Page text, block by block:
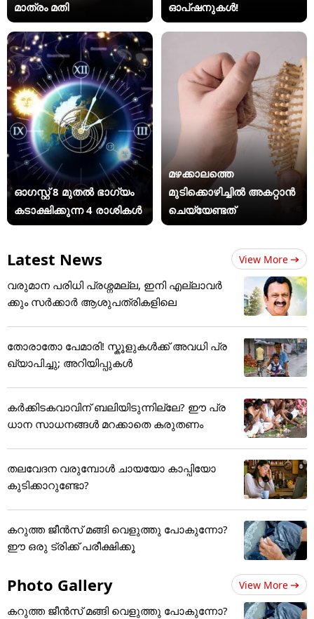
മാത്രം മതി ഓപ്ഷനുകൾ!
ഓഗസ്റ്റ് 8 മുതൽ ഭാഗ്യം
കടാക്ഷിക്കുന്ന 4 രാശികൾ
മഴക്കാലത്തെ
മുടിക്കൊഴിച്ചിൽ അകറ്റാൻ
ചെയ്യേണ്ടത്
Latest News View More
വരുമാന പരിധി പ്രശ്നമല്ല, ഇനി എല്ലാവർ
ക്കും സർക്കാർ ആശുപത്രികളിലെ
തോരാതോ പേമാരി! സ്കൂളുകൾക്ക് അവധി പ്ര
ഖ്യാപിച്ചു; അറിയിപ്പുകൾ
കർക്കിടകവാവിന് ബലിയിടുന്നില്ലേ? ഈ പ്ര
ധാന സാധനങ്ങൾ മറക്കാതെ കരുതണം
തലവേദന വരുമ്പോൾ ചായയോ കാപ്പിയോ
കുടിക്കാറുണ്ടോ?
കറുത്ത ജീൻസ് മങ്ങി വെളുത്തു പോകുന്നോ?
ഈ ഒരു ട്രിക്ക് പരീക്ഷിക്കൂ
Photo Gallery View More
കറുത്ത ജീൻസ് മങ്ങി വെളുത്തു പോകുന്നോ?